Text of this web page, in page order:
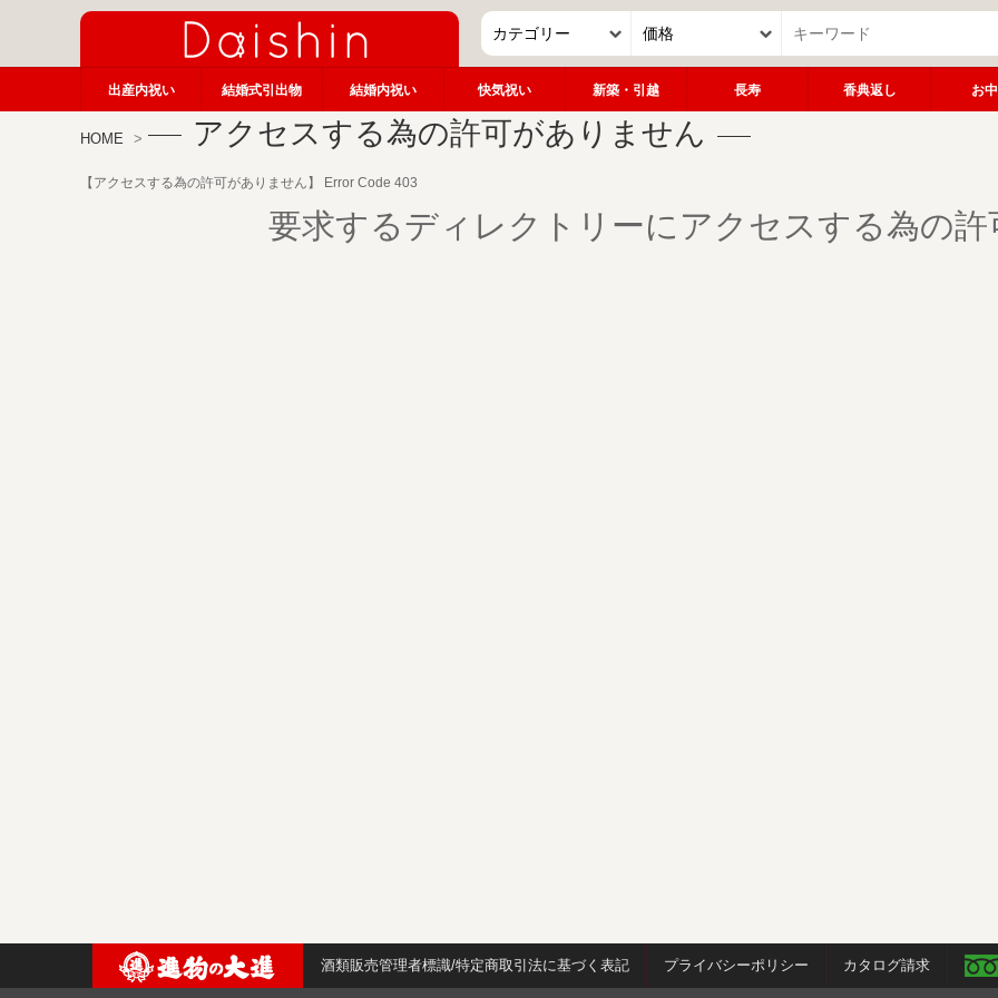
出産内祝い 結婚式引出物 結婚内祝い 快気祝い 新築・引越 長寿 香典返し お
HOME アクセスする為の許可がありません
【アクセスする為の許可がありません】 Error Code 403
要求するディレクトリーにアクセスする為の
酒類販売管理者標識/特定商取引法に基づく表記 プライバシーポリシー カタログ請求